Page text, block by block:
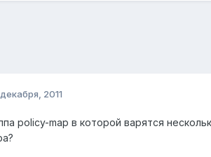
2011
policy-map в которой варятся